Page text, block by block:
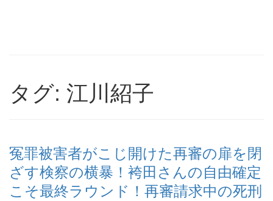
タグ: 江川紹子
冤罪被害者がこじ開けた再審の扉を閉
ざす検察の横暴！袴田さんの自由確定
こそ最終ラウンド！再審請求中の死刑